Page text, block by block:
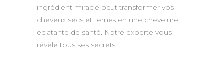
ingrédient miracle peut transformer vos
cheveux secs et ternes en une chevelure
éclatante de santé. Notre experte vous
révèle tous ses secrets